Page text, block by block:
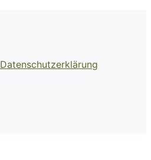
Datenschutzerklärung